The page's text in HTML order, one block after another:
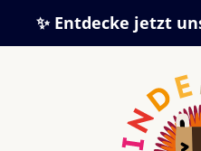
✨ Entdecke jetzt